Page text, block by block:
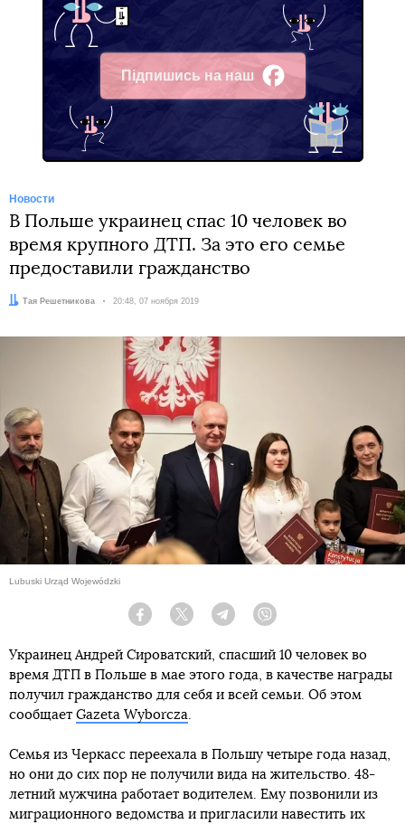
Підпишись на наш
Facebook
Новости
В Польше украинец спас 10 человек во
время крупного ДТП. За это его семье
предоставили гражданство
Автор:
Тая Решетникова Дата:
20:48, 07 ноября 2019
Lubuski Urząd Wojewódzki
Facebook Twitter Telegram
Украинец Андрей Сироватский, спасший 10 человек во
время ДТП в Польше в мае этого года, в качестве награды
получил гражданство для себя и всей семьи. Об этом
сообщает Gazeta Wyborcza
Семья из Черкасс переехала в Польшу четыре года назад,
но они до сих пор не получили вида на жительство. 48-
летний мужчина работает водителем. Ему позвонили из
миграционного ведомства и пригласили навестить их